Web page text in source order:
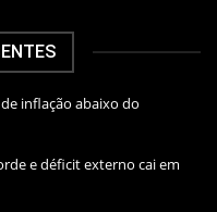
inflação abaixo do
e déficit externo cai em